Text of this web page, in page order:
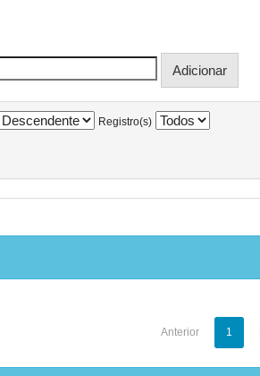
Registro(s)
Anterior 1